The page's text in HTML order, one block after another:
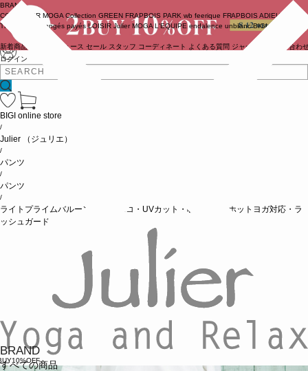
ログイン
BRAND
COUTURIER MOGA Collection GREEN FRAPBOIS PARK wb feerique FRAPBOIS ADIEU
TRISTESSE
congés payés LOISIR Julier MOGA L'EQUIPE endalence unbilanc BIGI online store
新着商品 ニュース セール スタッフ コーディネート よくある質問 ジャーナル お問い合わ
BRAND
すべての商品
BIGI online store
/
Julier （ジュリエ）
/
パンツ
/
パンツ
/
ライトプライムバルーンパンツ/エコ・UVカット・吸汗速乾・ホットヨガ対応・ラ
ッシュガード